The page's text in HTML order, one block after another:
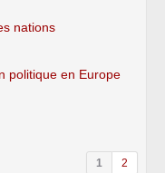
nations
politique en Europe
1 2